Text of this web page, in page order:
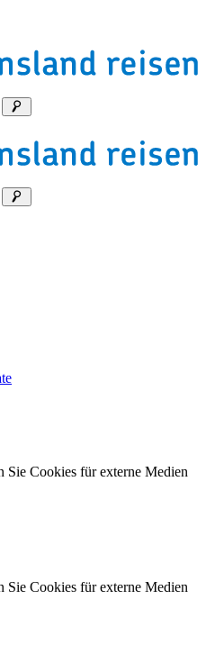
Sie Cookies für externe Medien
Sie Cookies für externe Medien